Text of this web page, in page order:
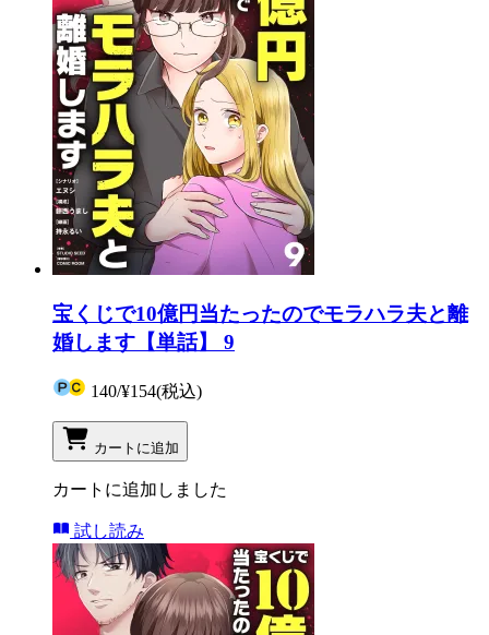
宝くじで10億円当たったのでモラハラ夫と離
婚します【単話】 9
140/¥154(税込)
カートに追加
カートに追加しました
試し読み